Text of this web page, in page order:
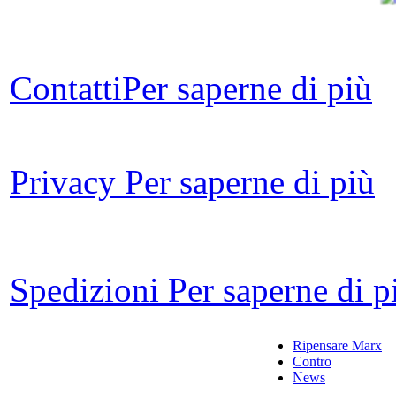
ContattiPer saperne di più
Privacy Per saperne di più
Spedizioni Per saperne di
Ripensare Marx
Contro
News